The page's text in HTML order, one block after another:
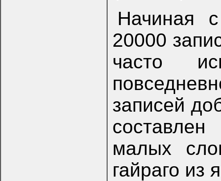
Начиная
20000
часто
записей
малых
гайраго из